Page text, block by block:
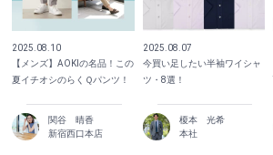
2025.08.10
【メンズ】AOKIの名品！この
夏イチオシのらくＱパンツ！
関谷 晴香
新宿西口本店
2025.08.07
今買い足したい半袖ワイシャ
ツ・8選！
榎本 光希
本社